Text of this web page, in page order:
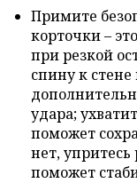
Примите
корточки –
при резкой
спину к
удара;
поможет
нет, упритесь
поможет